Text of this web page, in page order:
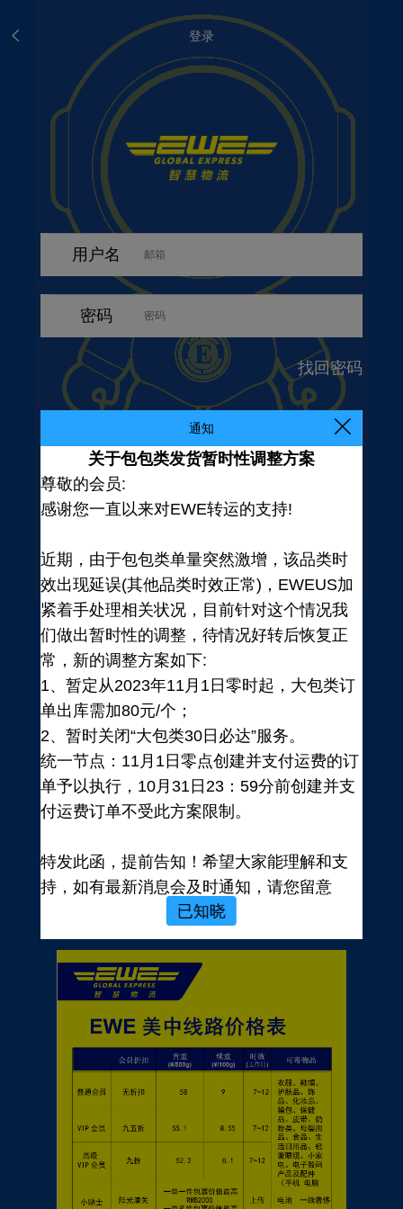
登录
用户名
密码
找回密码
登录
注册新手有礼
价格表
通知
关于包包类发货暂时性调整方案
尊敬的会员:
感谢您一直以来对EWE转运的支持!
近期，由于包包类单量突然激增，该品类时
效出现延误(其他品类时效正常)，EWEUS加
紧着手处理相关状况，目前针对这个情况我
们做出暂时性的调整，待情况好转后恢复正
常，新的调整方案如下:
1、暂定从2023年11月1日零时起，大包类订
单出库需加80元/个；
2、暂时关闭“大包类30日必达”服务。
统一节点：11月1日零点创建并支付运费的订
单予以执行，10月31日23：59分前创建并支
付运费订单不受此方案限制。
特发此函，提前告知！希望大家能理解和支
持，如有最新消息会及时通知，请您留意
EWE转运官网公告，再次感谢您的配合与支
持！
EWE US EXPRESS INC.
2023年10月19日
已知晓